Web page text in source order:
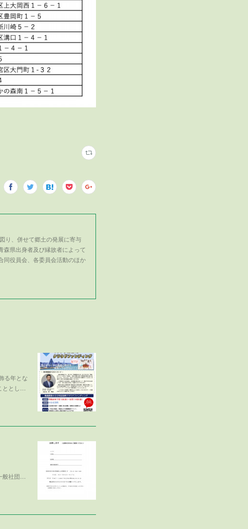
り、併せて郷土の発展に寄与
県出身者及び縁故者によって
同役員会、各委員会活動のほか
る年とな
とし…